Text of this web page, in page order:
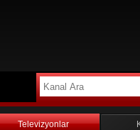
Televizyonlar